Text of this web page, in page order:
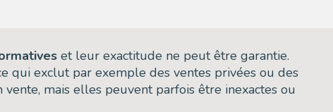
et leur exactitude ne peut être garantie.
qui exclut par exemple des ventes privées ou des
mais elles peuvent parfois être inexactes ou